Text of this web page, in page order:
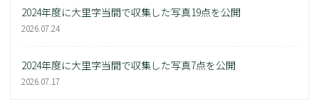
2024年度に大里字当間で収集した写真19点を公開
2026.07.24
2024年度に大里字当間で収集した写真7点を公開
2026.07.17